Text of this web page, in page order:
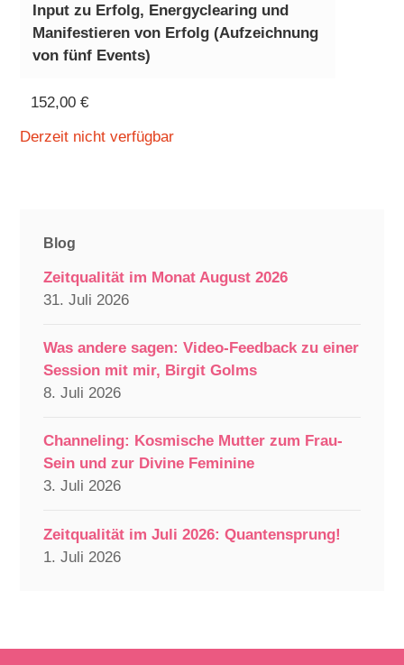
Input zu Erfolg, Energyclearing und
Manifestieren von Erfolg (Aufzeichnung
von fünf Events)
152,00€
Derzeit nicht verfügbar
Blog
Zeitqualität im Monat August 2026
31. Juli 2026
Was andere sagen: Video-Feedback zu einer
Session mit mir, Birgit Golms
8. Juli 2026
Channeling: Kosmische Mutter zum Frau-
Sein und zur Divine Feminine
3. Juli 2026
Zeitqualität im Juli 2026: Quantensprung!
1. Juli 2026